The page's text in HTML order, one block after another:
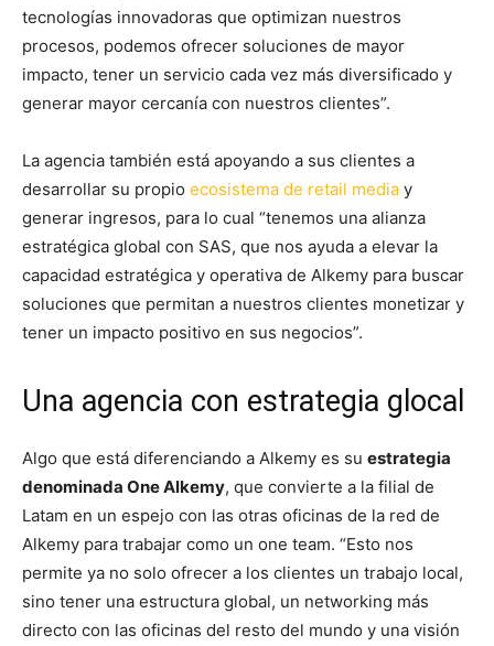
tecnologías innovadoras que optimizan nuestros
procesos, podemos ofrecer soluciones de mayor
impacto, tener un servicio cada vez más diversificado y
generar mayor cercanía con nuestros clientes”.
La agencia también está apoyando a sus clientes a
desarrollar su propio ecosistema de retail media y
generar ingresos, para lo cual “tenemos una alianza
estratégica global con SAS, que nos ayuda a elevar la
capacidad estratégica y operativa de Alkemy para buscar
soluciones que permitan a nuestros clientes monetizar y
tener un impacto positivo en sus negocios”.
Una agencia con estrategia glocal
Algo que está diferenciando a Alkemy es su estrategia
denominada One Alkemy, que convierte a la filial de
Latam en un espejo con las otras oficinas de la red de
Alkemy para trabajar como un one team. “Esto nos
permite ya no solo ofrecer a los clientes un trabajo local,
sino tener una estructura global, un networking más
directo con las oficinas del resto del mundo y una visión